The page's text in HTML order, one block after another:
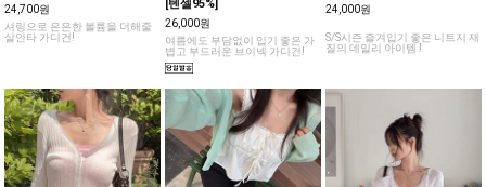
24,700원
셔링으로 은은한 볼륨을 더해줄
살안타 가디건!
[텐셀95%]
26,000원
여름에도 부담없이 입기 좋은 가
볍고 부드러운 브이넥 가디건!
24,000원
S/S시즌 즐겨입기 좋은 니트지 재
질의 데일리 아이템 !